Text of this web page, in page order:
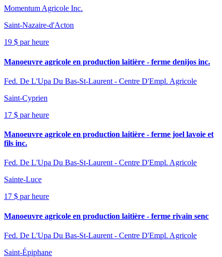
Momentum Agricole Inc.
Saint-Nazaire-d'Acton
19 $ par heure
Manoeuvre agricole en production laitière - ferme denijos inc.
Fed. De L'Upa Du Bas-St-Laurent - Centre D'Empl. Agricole
Saint-Cyprien
17 $ par heure
Manoeuvre agricole en production laitière - ferme joel lavoie et
fils inc.
Fed. De L'Upa Du Bas-St-Laurent - Centre D'Empl. Agricole
Sainte-Luce
17 $ par heure
Manoeuvre agricole en production laitière - ferme rivain senc
Fed. De L'Upa Du Bas-St-Laurent - Centre D'Empl. Agricole
Saint-Épiphane